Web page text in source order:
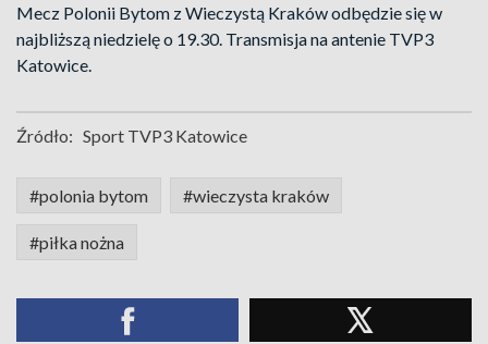
Mecz Polonii Bytom z Wieczystą Kraków odbędzie się w
najbliższą niedzielę o 19.30. Transmisja na antenie TVP3
Katowice.
Źródło: Sport TVP3 Katowice
#polonia bytom #wieczysta kraków
#piłka nożna